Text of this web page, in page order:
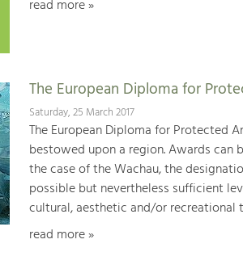
read more »
The European Diploma for
Saturday, 25 March 2017
The European Diploma for Protected
bestowed upon a region. Awards
the case of the Wachau, the
possible but nevertheless sufficient
cultural, aesthetic and/or recreational
read more »